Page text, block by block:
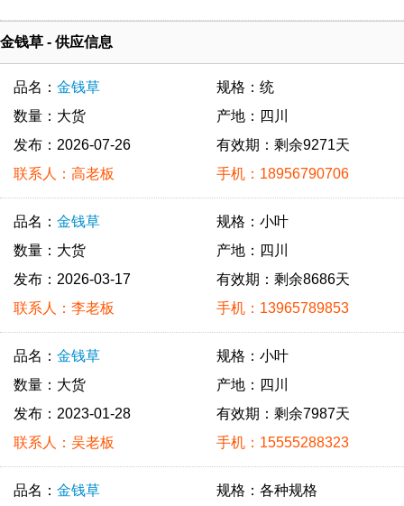
金钱草 - 供应信息
品名： 金钱草
数量：大货
发布：2026-07-26
联系人：高老板
规格：统
产地：四川
有效期：剩余9271天
手机：18956790706
品名： 金钱草
数量：大货
发布：2026-03-17
联系人：李老板
规格：小叶
产地：四川
有效期：剩余8686天
手机：13965789853
品名： 金钱草
数量：大货
发布：2023-01-28
联系人：吴老板
规格：小叶
产地：四川
有效期：剩余7987天
手机：15555288323
品名： 金钱草
规格：各种规格